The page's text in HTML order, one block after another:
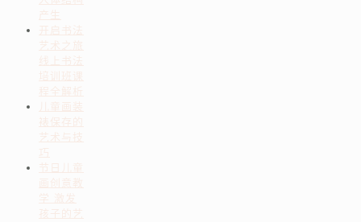
产生
开启书法
艺术之旅
线上书法
培训班课
程全解析
儿童画装
裱保存的
艺术与技
巧
节日儿童
画创意教
学 激发
孩子的艺